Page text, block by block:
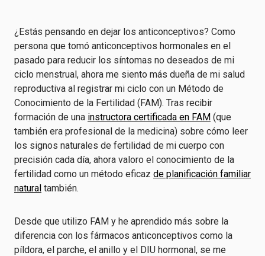
¿Estás pensando en dejar los anticonceptivos? Como
persona que tomó anticonceptivos hormonales en el
pasado para reducir los síntomas no deseados de mi
ciclo menstrual, ahora me siento más dueña de mi salud
reproductiva al registrar mi ciclo con un Método de
Conocimiento de la Fertilidad (FAM). Tras recibir
formación de una instructora certificada en FAM (que
también era profesional de la medicina) sobre cómo leer
los signos naturales de fertilidad de mi cuerpo con
precisión cada día, ahora valoro el conocimiento de la
fertilidad como un método eficaz de planificación familiar
natural también.
Desde que utilizo FAM y he aprendido más sobre la
diferencia con los fármacos anticonceptivos como la
píldora, el parche, el anillo y el DIU hormonal, se me